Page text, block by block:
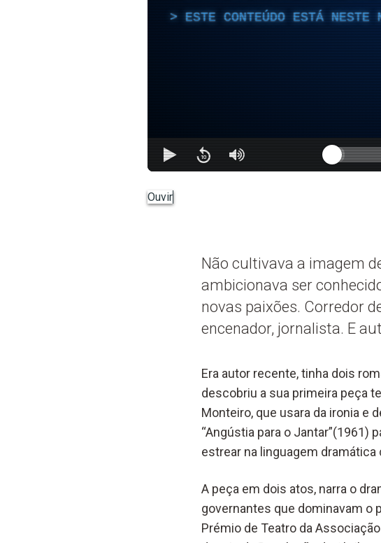
ESTE CONTEÚDO ESTÁ NESTE
Ouvir
Não cultivava a imagem
ambicionava ser
novas paixões. Corredor
encenador, jornalista. E
Era autor recente, tinha dois
descobriu a sua primeira peça
Monteiro, que usara da ironia e
“Angústia para o Jantar”(1961)
estrear na linguagem dramática
A peça em dois atos, narra o
governantes que dominavam o
Prémio de Teatro da